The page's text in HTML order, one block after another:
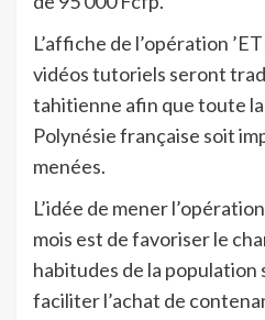
L’affiche de l’opération
vidéos tutoriels seront
tahitienne afin que toute
Polynésie française soit
menées.
L’idée de mener
mois est de favoriser le
habitudes de la population
faciliter l’achat de